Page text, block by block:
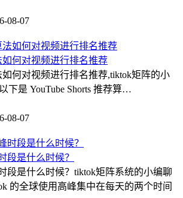
08-07
如何对视频进行排名推荐
如何对视频进行排名推荐,tiktok矩阵的小
下是 YouTube Shorts 推荐算…
08-07
段是什么时候？
段是什么时候？tiktok矩阵系统的小编聊
的全球使用高峰集中在每天的两个时间